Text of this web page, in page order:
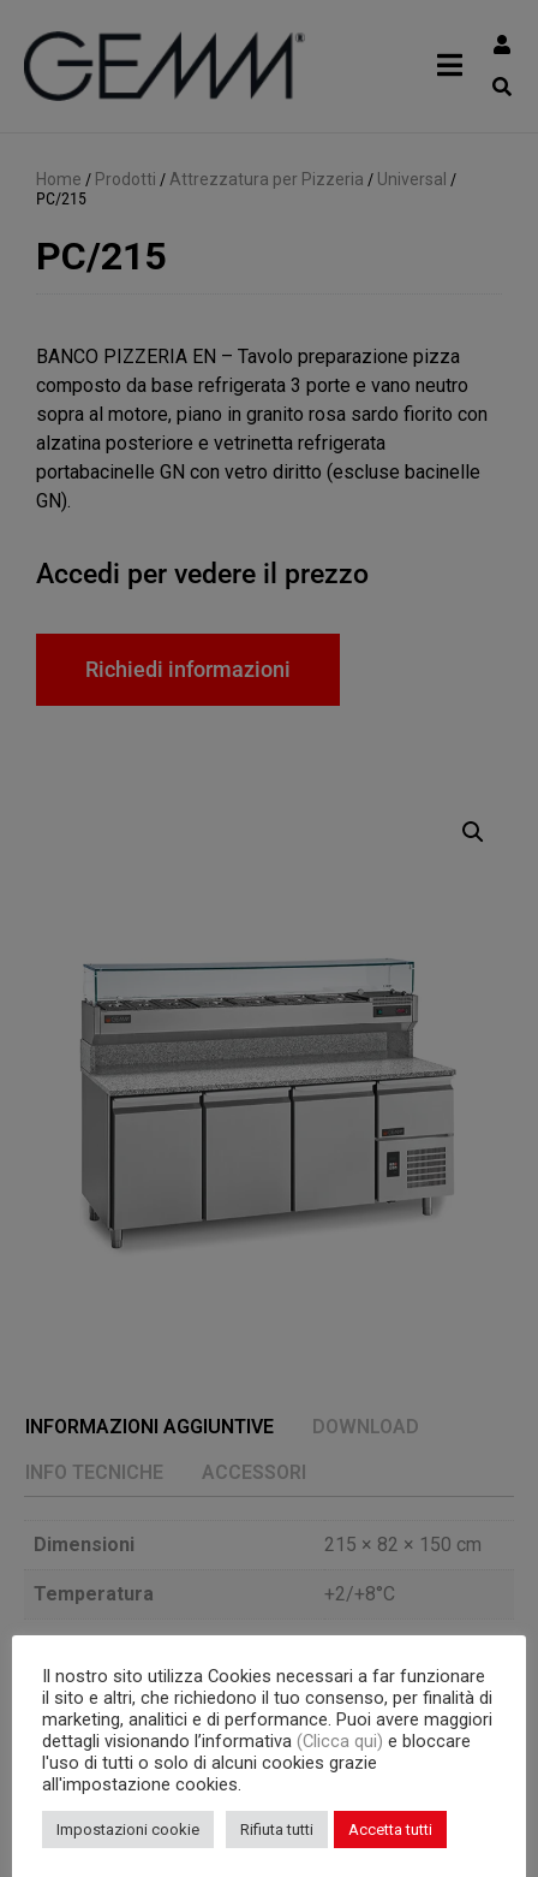
Home / Prodotti / Attrezzatura per Pizzeria / Universal /
PC/215
PC/215
BANCO PIZZERIA EN – Tavolo preparazione pizza
composto da base refrigerata 3 porte e vano neutro
sopra al motore, piano in granito rosa sardo fiorito con
alzatina posteriore e vetrinetta refrigerata
portabacinelle GN con vetro diritto (escluse bacinelle
GN).
Accedi per vedere il prezzo
Richiedi informazioni
INFORMAZIONI AGGIUNTIVE
DOWNLOAD
INFO TECNICHE
ACCESSORI
Dimensioni 215 × 82 × 150 cm
Temperatura +2/+8°C
Porte 3
Unità Condensatrice a bordo
Capacità interna griglie 600×400 mm
Corpo
Il nostro sito utilizza Cookies necessari a far funzionare
il sito e altri, che richiedono il tuo consenso, per finalità di
marketing, analitici e di performance. Puoi avere maggiori
dettagli visionando l’informativa (Clicca qui) e bloccare
l'uso di tutti o solo di alcuni cookies grazie
all'impostazione cookies.
Impostazioni cookie Rifiuta tutti Accetta tutti